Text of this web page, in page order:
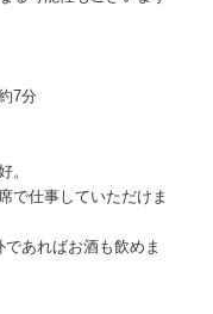
7分
。
で仕事していただけま
あればお酒も飲めま